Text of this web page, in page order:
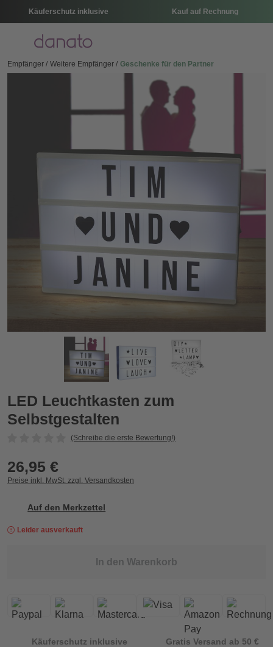
Käuferschutz inklusive Kauf auf Rechnung
Menü
Empfänger Weitere Empfänger Geschenke für den Partner
LED Leuchtkasten zum Selbstgestalten
LED Leuchtkasten zum
Selbstgestalten
(Schreibe die erste Bewertung!)
26,95 €
Preise inkl. MwSt. zzgl. Versandkosten
Auf den Merkzettel
Leider ausverkauft
In den Warenkorb
Käuferschutz inklusive Gratis Versand ab 50 €